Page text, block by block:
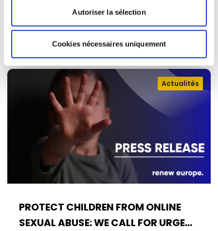
Autoriser la sélection
Cookies nécessaires uniquement
further extension of the temporary derogation
09/07/2026
PROTECT CHILDREN FROM ONLINE
SEXUAL ABUSE: WE CALL FOR URGENT
Actualités